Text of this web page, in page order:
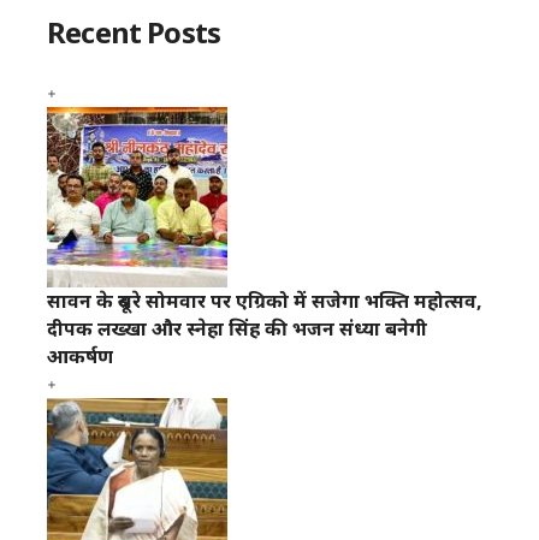
Recent Posts
सावन के दूसरे सोमवार पर एग्रिको में सजेगा भक्ति महोत्सव,
दीपक लख्खा और स्नेहा सिंह की भजन संध्या बनेगी
आकर्षण